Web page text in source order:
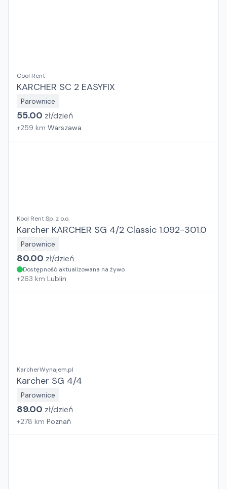
Cool Rent
KARCHER SC 2 EASYFIX
Parownice
55.00 zł/dzień
+259 km Warszawa
Kool Rent Sp. z o.o.
Karcher KARCHER SG 4/2 Classic 1.092-301.0
Parownice
80.00 zł/dzień
Dostępność aktualizowana na żywo
+263 km Lublin
KarcherWynajem.pl
Karcher SG 4/4
Parownice
89.00 zł/dzień
+278 km Poznań